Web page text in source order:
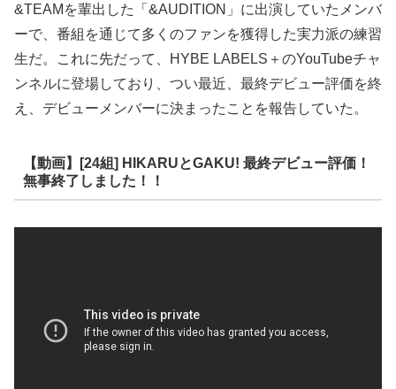
&TEAMを輩出した「&AUDITION」に出演していたメンバ
ーで、番組を通じて多くのファンを獲得した実力派の練習
生だ。これに先だって、HYBE LABELS＋のYouTubeチャ
ンネルに登場しており、つい最近、最終デビュー評価を終
え、デビューメンバーに決まったことを報告していた。
【動画】[24組] HIKARUとGAKU! 最終デビュー評価！
無事終了しました！！